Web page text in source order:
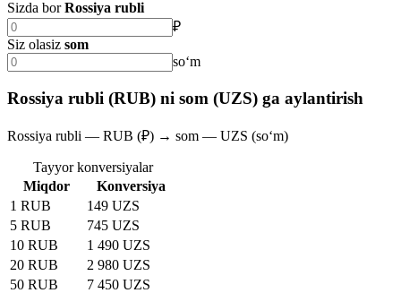
Sizda bor Rossiya rubli
₽
Siz olasiz som
soʻm
Rossiya rubli (RUB) ni som (UZS) ga aylantirish
Rossiya rubli — RUB (₽) → som — UZS (soʻm)
Tayyor konversiyalar
Miqdor
Konversiya
1 RUB
149 UZS
5 RUB
745 UZS
10 RUB
1 490 UZS
20 RUB
2 980 UZS
50 RUB
7 450 UZS